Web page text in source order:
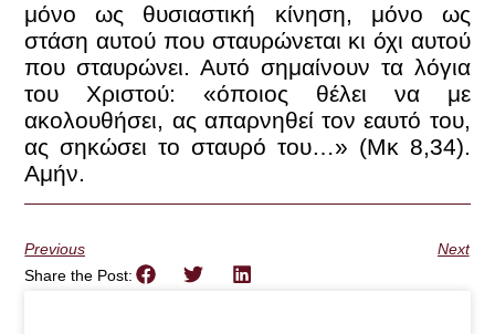
μόνο ως θυσιαστική κίνηση, μόνο ως
στάση αυτού που σταυρώνεται κι όχι αυτού
που σταυρώνει. Αυτό σημαίνουν τα λόγια
του Χριστού: «όποιος θέλει να με
ακολουθήσει, ας απαρνηθεί τον εαυτό του,
ας σηκώσει το σταυρό του…» (Μκ 8,34).
Αμήν.
Previous
Next
Share the Post: